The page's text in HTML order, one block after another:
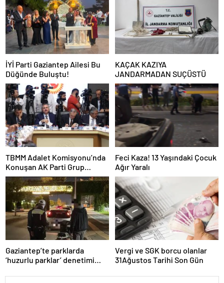
İYİ Parti Gaziantep Ailesi Bu
Düğünde Buluştu!
KAÇAK KAZIYA
JANDARMADAN SUÇÜSTÜ
TBMM Adalet Komisyonu’nda
Konuşan AK Parti Grup
Başkanvekili Abdulhamit Gül:
“Kanun Teklifi Milletimizin
Teklifidir”
Feci Kaza! 13 Yaşındaki Çocuk
Ağır Yaralı
Gaziantep’te parklarda
‘huzurlu parklar’ denetimi
Vergi ve SGK borcu olanlar
31Ağustos Tarihi Son Gün